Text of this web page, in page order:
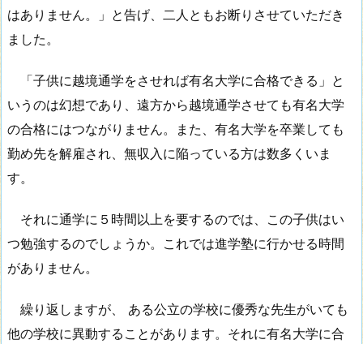
はありません。」と告げ、二人ともお断りさせていただき
ました。
「子供に越境通学をさせれば有名大学に合格できる」と
いうのは幻想であり、遠方から越境通学させても有名大学
の合格にはつながりません。また、有名大学を卒業しても
勤め先を解雇され、無収入に陥っている方は数多くいま
す。
それに通学に５時間以上を要するのでは、この子供はい
つ勉強するのでしょうか。これでは進学塾に行かせる時間
がありません。
繰り返しますが、 ある公立の学校に優秀な先生がいても
他の学校に異動することがあります。それに有名大学に合